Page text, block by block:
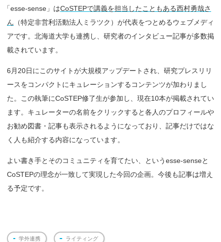
「esse-sense」はCoSTEPで講義を担当したこともある西村勇哉さ
ん （特定非営利活動法人ミラツク）が代表をつとめるウェブメディ
アです。北海道大学も連携し、研究者のインタビュー記事が多数掲
載されています。
6月20日にこのサイトが大規模アップデートされ、研究プレスリリ
ースをコンパクトにキュレーションするコンテンツが加わりまし
た。この執筆にCoSTEP修了生が参加し、現在10本が掲載されてい
ます。キュレーターの名前をクリックすると各人のプロフィールや
お勧め図書・記事も表示されるようになっており、記事だけではな
く人も紹介する内容になっています。
よい書き手とそのコミュニティを育てたい、というesse-senseと
CoSTEPの理念が一致して実現した今回の企画。今後も記事は増え
る予定です。
学外連携 ライティング